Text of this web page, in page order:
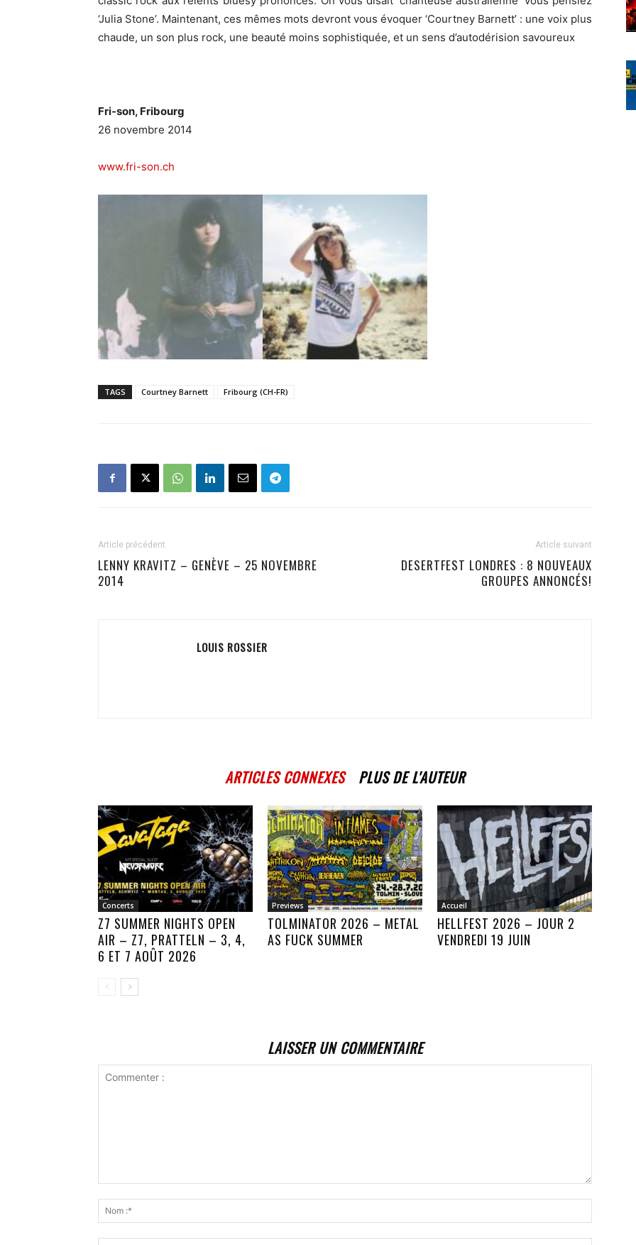
‘Julia Stone’. Maintenant, ces mêmes mots devront vous évoquer ‘Courtney Barnett’ : une voix plus
chaude, un son plus rock, une beauté moins sophistiquée, et un sens d’autodérision savoureux
Fri-son, Fribourg
26 novembre 2014
www.fri-son.ch
TAGS Courtney Barnett Fribourg (CH-FR)
Article précédent
LENNY KRAVITZ – GENÈVE – 25 NOVEMBRE
2014
Article suivant
DESERTFEST LONDRES : 8 NOUVEAUX
GROUPES ANNONCÉS!
LOUIS ROSSIER
ARTICLES CONNEXES PLUS DE L'AUTEUR
Concerts
Z7 SUMMER NIGHTS OPEN
AIR – Z7, PRATTELN – 3, 4,
6 ET 7 AOÛT 2026
Previews
TOLMINATOR 2026 – METAL
AS FUCK SUMMER
Accueil
HELLFEST 2026 – JOUR 2
VENDREDI 19 JUIN
LAISSER UN COMMENTAIRE